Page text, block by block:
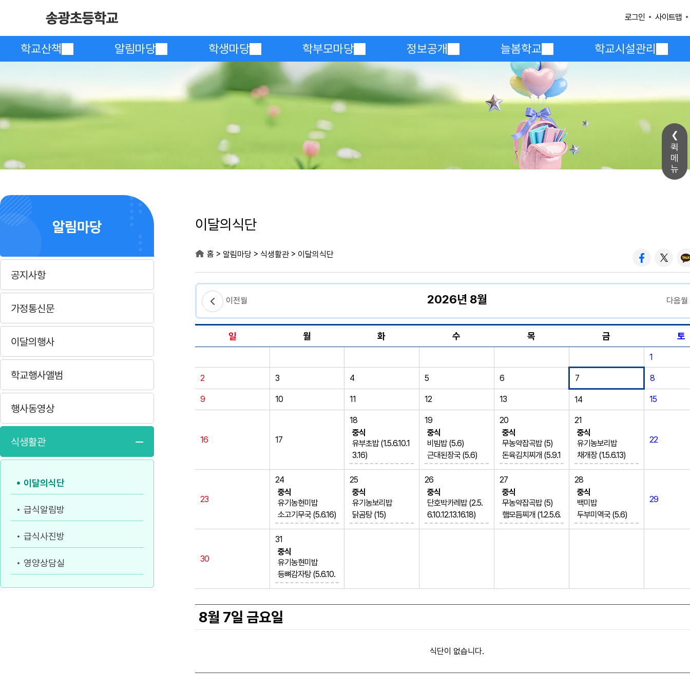
퀵
메
뉴
로그인 사이트맵
학교산책 알림마당 학생마당 학부모마당 정보공개 늘봄학교 학교시설관리
알림마당
공지사항
가정통신문
이달의행사
학교행사앨범
행사동영상
식생활관
이달의식단
급식알림방
급식사진방
영양상담실
이달의식단
홈 > 알림마당 > 식생활관 > 이달의식단
이전월 2026년 8월 다음월
일 월 화 수 목 금 토
1
2 3 4 5 6 7 8
9 10 11 12 13 14 15
16 17
18
중식
유부초밥 (1.5.6.10.1
3.16)
돈코츠라멘 (1.2.5.6.
10.13.15.16)
쭈꾸미초무침 (5.6.1
3)
치즈돈까스 (1.2.5.6.
10.12.13.16.18)
19
중식
비빔밥 (5.6)
근대된장국 (5.6)
약고추장볶음 (5.6.1
0.13)
달걀후라이 (1.5)
생선까스 (1.2.5.6.1
2)
사과주스(지역산) (1
20
중식
무농약잡곡밥 (5)
돈육김치찌개 (5.9.1
0)
제육볶음 (5.6.10.1
3)
감자채볶음 (1.2.5.6.
10.15.16)
열무김치 (9)
21
중식
유기농보리밥
채개장 (1.5.6.13)
새송이메추리알장
조림 (1.5.6.13)
낙지볶음,소면 (5.6.
10.13)
두부양념구이 (5.6)
백김치 (9)
22
23
24
중식
유기농현미밥
소고기무국 (5.6.16)
짜장소스떡볶이 (1.
5.6.13.16)
치즈닭불고기 (2.5.
6.13.15)
김말이튀김 (1.5.6.1
0.16)
수박
25
중식
유기농보리밥
닭곰탕 (15)
사태족발 (5.6.10.13.
26
중식
단호박카레밥 (2.5.
6.10.12.13.16.18)
시래기된장국 (5.6)
27
중식
무농약잡곡밥 (5)
햄모듬찌개 (1.2.5.6.
9.10.15.16)
28
중식
백미밥
두부미역국 (5.6)
마라상궈(저탄소)
29
30
31
중식
유기농현미밥
등뼈감자탕 (5.6.10.
13)
6.18)
간장찜닭 (5.6.13.1
5)
8월 7일 금요일
식단이 없습니다.